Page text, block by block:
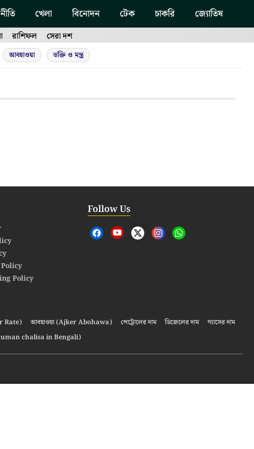
খেলা বিনোদন টেক চাকরি জ্যোতিষ
রাশিফল সেরা দশ
আবহাওয়া ভক্তি ও মন্ত্র
Policy
Follow Us
Rate) আবহাওয়া (Ajker Abohawa) পেট্রোলের দাম ডিজেলের দাম
গ্যাসের দাম
chalisa in Bengali)